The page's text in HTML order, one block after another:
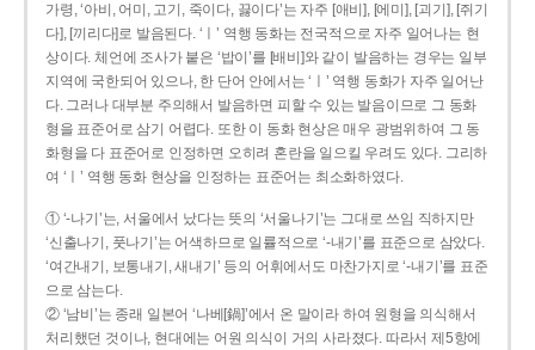
가령, ‘아비, 어미, 고기, 죽이다, 끓이다’는 자주 [애비], [에미], [괴기], [쥐기
다], [끼리다]로 발음된다. ‘ㅣ’ 역행 동화는 전국적으로 자주 일어나는 현
상이다. 체언에 조사가 붙은 ‘밥이’를 [배비]와 같이 발음하는 경우는 일부
지역에 국한되어 있으나, 한 단어 안에서는 ‘ㅣ’ 역행 동화가 자주 일어난
다. 그러나 대부분 주의해서 발음하면 피할 수 있는 발음이므로 그 동화
형을 표준어로 삼기 어렵다. 또한 이 동화 현상은 매우 광범위하여 그 동
화형을 다 표준어로 인정하면 오히려 혼란을 일으킬 우려도 있다. 그리하
여 ‘ㅣ’ 역행 동화 현상을 인정하는 표준어는 최소화하였다.
① ‘-나기’는, 서울에서 났다는 뜻의 ‘서울나기’는 그대로 쓰임 직하지만
‘신출나기, 풋나기’는 어색하므로 일률적으로 ‘-내기’를 표준으로 삼았다.
‘여간내기, 보통내기, 새내기’ 등의 어휘에서도 마찬가지로 ‘-내기’를 표준
으로 삼는다.
② ‘남비’는 종래 일본어 ‘나베[鍋]’에서 온 말이라 하여 원형을 의식해서
처리했던 것이나, 현대에는 어원 의식이 거의 사라졌다. 따라서 제5항에